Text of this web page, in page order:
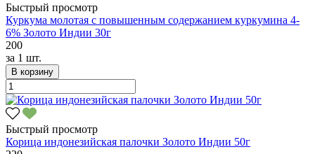
Быстрый просмотр
Куркума молотая с повышенным содержанием куркумина 4-
6% Золото Индии 30г
200
за 1 шт.
В корзину
Быстрый просмотр
Корица индонезийская палочки Золото Индии 50г